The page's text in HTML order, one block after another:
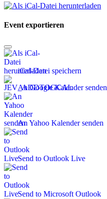
Event exportieren
iCal-Datei speichern
An Google Kalender senden
An Yahoo Kalender senden
Send to Outlook Live
Send to Microsoft Outlook